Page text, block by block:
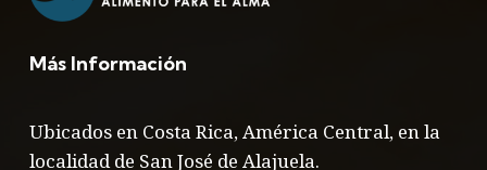
Más Información
Ubicados en Costa Rica, América Central, en la
localidad de San José de Alajuela.